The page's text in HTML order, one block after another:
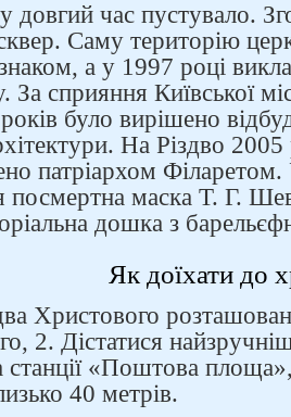
довгий час пустувало.
Саму територію
а у 1997 році
За сприяння Київської
було вирішено
На Різдво
патріархом
посмертна маска Т. Г.
дошка з
Як доїхати до
Христового
2. Дістатися
станції «Поштова
40 метрів.